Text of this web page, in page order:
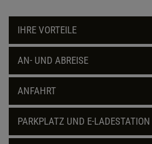
IHRE VORTEILE
AN- UND ABREISE
ANFAHRT
PARKPLATZ UND E-LADESTATION